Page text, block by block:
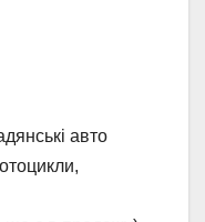
авто